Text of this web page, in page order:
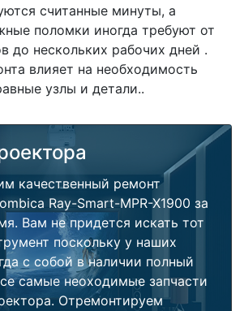
считанные минуты, а
поломки иногда требуют от
до нескольких рабочих дней .
влияет на необходимость
узлы и детали..
качественный ремонт
Ray-Smart-MPR-X1900 за
Вам не придется искать тот
поскольку у наших
с собой в наличии полный
самые неоходимые запчасти
Отремонтируем